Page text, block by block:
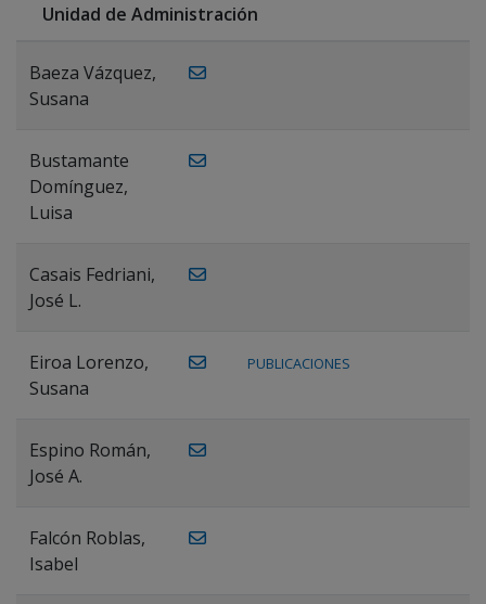
Unidad de Administración
Baeza Vázquez,
Susana
Bustamante
Domínguez,
Luisa
Casais Fedriani,
José L.
Eiroa Lorenzo,
Susana
PUBLICACIONES
Espino Román,
José A.
Falcón Roblas,
Isabel